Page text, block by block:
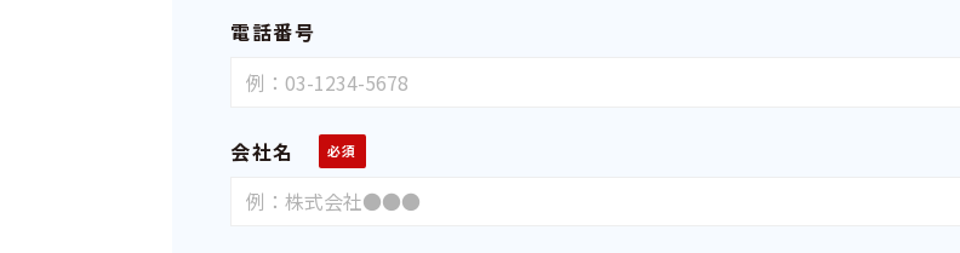
電話番号
会社名